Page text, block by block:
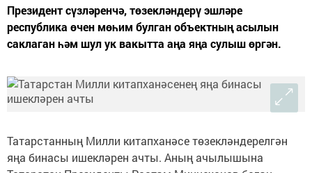
Президент сүзләренчә, төзекләндерү эшләре
республика өчен мөһим булган объектның асылын
саклаган һәм шул ук вакытта аңа яңа сулыш өргән.
Татарстанның Милли китапханәсе төзекләндерелгән
яңа бинасы ишекләрен ачты. Аның ачылышына